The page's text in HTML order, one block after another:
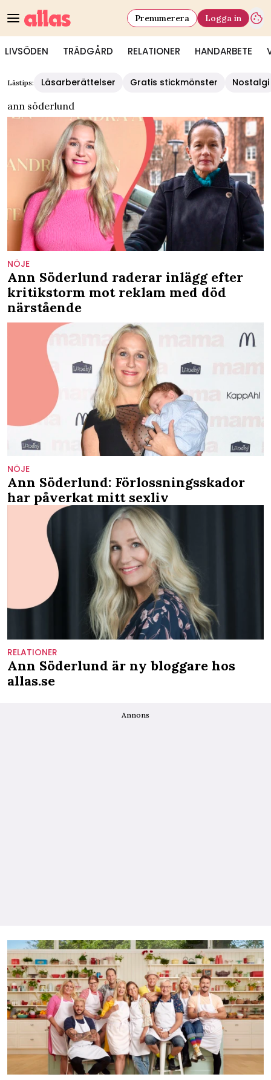
LIVSÖDEN TRÄDGÅRD RELATIONER HANDARBETE
Prenumerera Logga in
Lästips: Läsarberättelser Gratis stickmönster
Nostalgi
ann söderlund
NÖJE
Ann Söderlund raderar inlägg efter
kritikstorm mot reklam med död
närstående
NÖJE
Ann Söderlund: Förlossningsskador
har påverkat mitt sexliv
RELATIONER
Ann Söderlund är ny bloggare hos
allas.se
Annons